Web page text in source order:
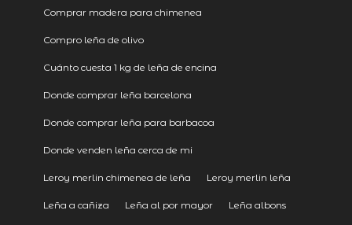
Comprar madera para chimenea
Compro leña de olivo
Cuánto cuesta 1 kg de leña de encina
Donde comprar leña barcelona
Donde comprar leña para barbacoa
Donde venden leña cerca de mi
Leroy merlin chimenea de leña Leroy merlin leña
Leña a cañiza Leña al por mayor Leña albons